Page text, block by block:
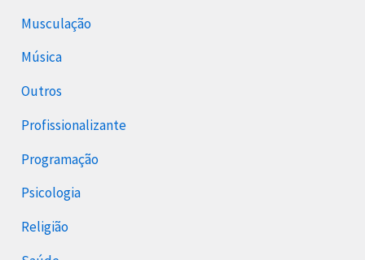
Musculação
Música
Outros
Profissionalizante
Programação
Psicologia
Religião